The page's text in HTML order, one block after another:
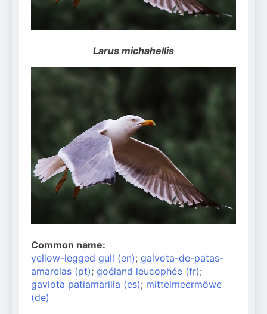
Can Bulldogs Play Fetch?
And How to Train Them!
How Often Do I Need to
Groom My Bulldog
7 Năm Ago
Larus michahellis
Common name:
yellow-legged gull (en); gaivota-de-patas-
amarelas (pt); goéland leucophée (fr);
gaviota patiamarilla (es); mittelmeermöwe
(de)